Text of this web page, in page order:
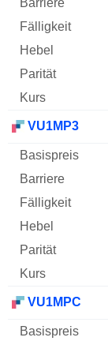
VU1MP3
VU1MPC